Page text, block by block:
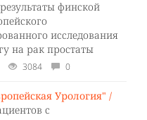
финской
исследования
на рак простаты
3084 0
Урология" /
с